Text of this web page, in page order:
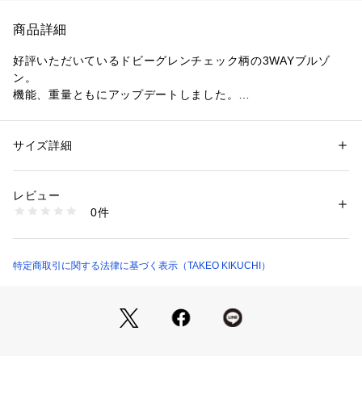
商品詳細
好評いただいているドビーグレンチェック柄の3WAYブルゾ
ン。
機能、重量ともにアップデートしました。
『シルエット』
感です。
3WAYの醍醐味、ライナー単体でもスタイリングを完成させて
アップデートポイントは
・インナーチューブダウンから、生地が柔らかく二層式ダウン
仕様に変更。着用時の心地よさを追求しています。
性別：メンズ
素材：ブルゾン: 表地 ポリエステル100％（裏側 ポリウレタンコーティン
物 ダウン90％ フェザー10％
生産国：ベトナム製
931-54510 （ショップ）
サイズ詳細
レビュー
0件
特定商取引に関する法律に基づく表示（TAKEO KIKUCHI）